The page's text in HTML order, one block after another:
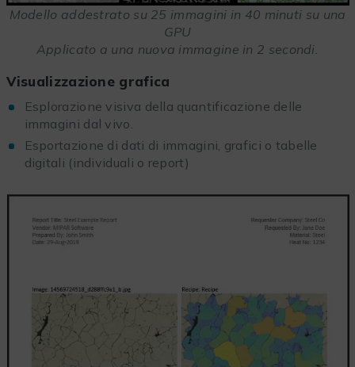
Modello addestrato su 25 immagini in 40 minuti su una
GPU
Applicato a una nuova immagine in 2 secondi.
Visualizzazione grafica
Esplorazione visiva della quantificazione delle
immagini dal vivo.
Esportazione di dati di immagini, grafici o tabelle
digitali (individuali o report)